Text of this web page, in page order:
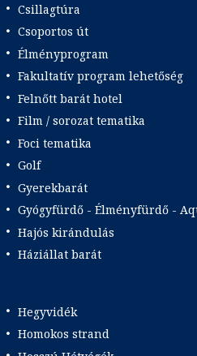
Csillagtúra
Csoportos út
Élményprogram
Fakultatív program lehetőség
Felnőtt barát hotel
Film / sorozat tematika
Foci tematika
Golf
Gyerekbarát
Gyógyfürdő - Élményfürdő -
Hajós kirándulás
Háziállat barát
Hegyvidék
Homokos strand